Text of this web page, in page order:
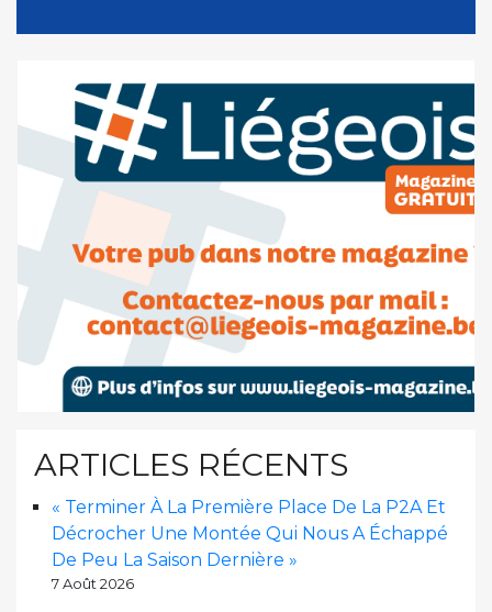
ARTICLES RÉCENTS
« Terminer À La Première Place De La P2A Et
Décrocher Une Montée Qui Nous A Échappé
De Peu La Saison Dernière »
7 Août 2026